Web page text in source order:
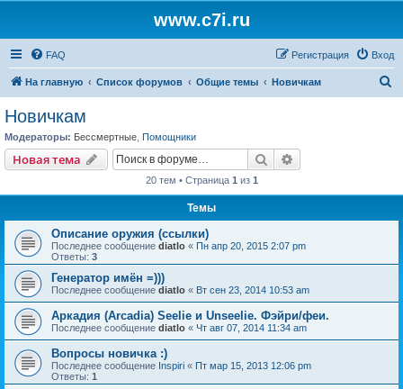
www.c7i.ru
FAQ Вход
Регистрация
На главную Список форумов Общие темы Новичкам
Новичкам
Модераторы: Бессмертные Помощники
Новая тема Поиск
20 тем • Страница 1 из 1
Темы
Описание оружия (ссылки)
Последнее сообщение diatlo « Пн апр 20, 2015 2:07 pm
Ответы: 3
Генератор имён =)))
Последнее сообщение diatlo « Вт сен 23, 2014 10:53 am
Аркадия (Arcadia) Seelie и Unseelie. Фэйри/феи.
Последнее сообщение diatlo « Чт авг 07, 2014 11:34 am
Вопросы новичка :)
Последнее сообщение Inspiri « Пт мар 15, 2013 12:06 pm
Ответы: 1